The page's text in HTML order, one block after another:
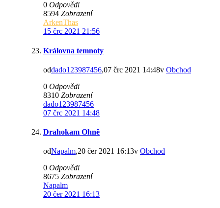
0 Odpovědi
8594 Zobrazení
ArkenThas
15 črc 2021 21:56
Královna temnoty
oddado123987456,07 črc 2021 14:48v Obchod
0 Odpovědi
8310 Zobrazení
dado123987456
07 črc 2021 14:48
Drahokam Ohně
odNapalm,20 čer 2021 16:13v Obchod
0 Odpovědi
8675 Zobrazení
Napalm
20 čer 2021 16:13